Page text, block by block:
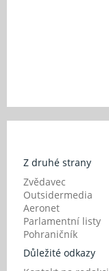
Z druhé strany
Zvědavec
Outsidermedia
Aeronet
Parlamentní listy
Pohraničník
Důležité odkazy